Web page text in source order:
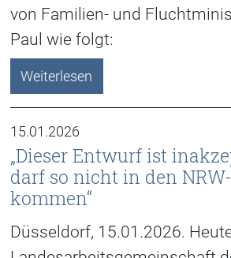
von Familien- und
Paul wie folgt:
Weiterlesen
15.01.2026
„Dieser Entwurf ist
darf so nicht in den
kommen“
Düsseldorf, 15.01.2026.